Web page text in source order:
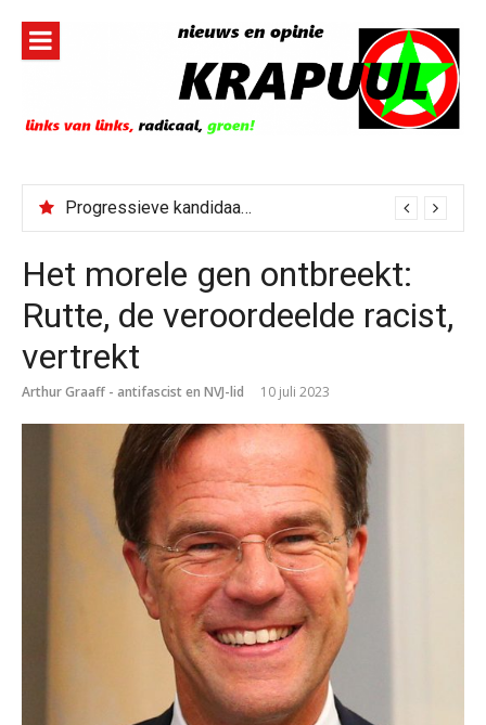
inhoud
Progressieve kandidaat El-Sayed senaatskandidaat Michigan
Het morele gen ontbreekt:
Rutte, de veroordeelde racist,
vertrekt
Arthur Graaff - antifascist en NVJ-lid 10 juli 2023